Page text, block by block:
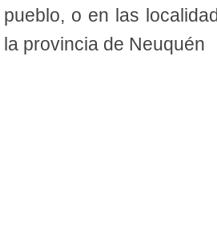
pueblo, o en las
la provincia de Neuquén